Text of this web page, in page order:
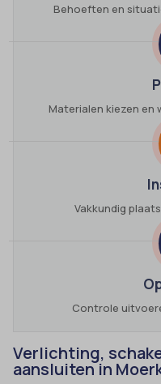
Behoeften en
Materialen kiezen en
Vakkundig
Controle
Verlichting,
aansluiten in